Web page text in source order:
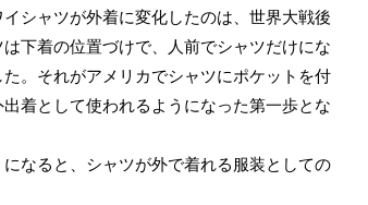
シャツが外着に変化したのは、世界大戦後
下着の位置づけで、人前でシャツだけにな
。それがアメリカでシャツにポケットを付
着として使われるようになった第一歩とな
なると、シャツが外で着れる服装としての